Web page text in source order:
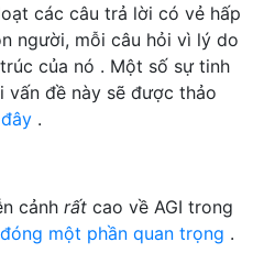
các câu trả lời có vẻ hấp
người, mỗi câu hỏi vì lý do
của nó . Một số sự tinh
vấn đề này sẽ được thảo
.
cảnh rất cao về AGI trong
một phần quan trọng .